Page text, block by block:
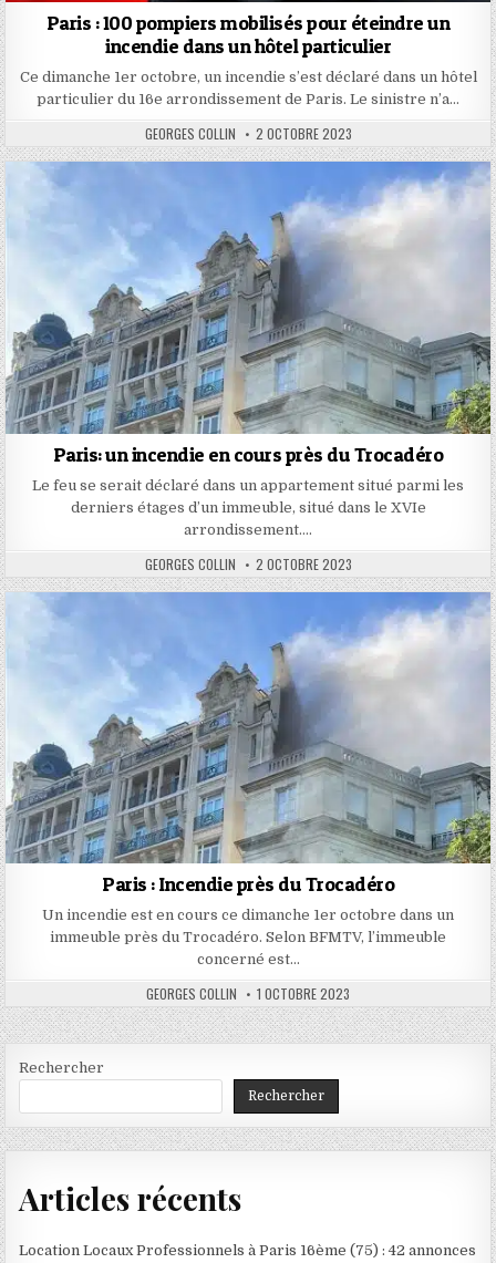
Paris : 100 pompiers mobilisés pour éteindre un
incendie dans un hôtel particulier
Ce dimanche 1er octobre, un incendie s’est déclaré dans un hôtel
particulier du 16e arrondissement de Paris. Le sinistre n’a…
AUTHOR:
GEORGES COLLIN PUBLISHED
DATE:
2 OCTOBRE 2023
Paris: un incendie en cours près du Trocadéro
Le feu se serait déclaré dans un appartement situé parmi les
derniers étages d’un immeuble, situé dans le XVIe
arrondissement….
AUTHOR:
GEORGES COLLIN PUBLISHED
DATE:
2 OCTOBRE 2023
Paris : Incendie près du Trocadéro
Un incendie est en cours ce dimanche 1er octobre dans un
immeuble près du Trocadéro. Selon BFMTV, l’immeuble
concerné est…
AUTHOR:
GEORGES COLLIN PUBLISHED
DATE:
1 OCTOBRE 2023
Rechercher
Rechercher
Articles récents
Location Locaux Professionnels à Paris 16ème (75) : 42 annonces